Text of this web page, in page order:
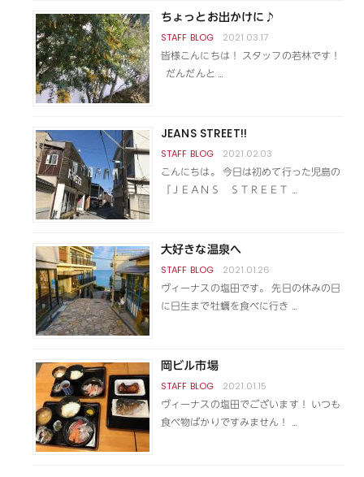
ちょっとお出かけに♪
2021.03.17
皆様こんにちは！ スタッフの若林です！
だんだんと …
JEANS STREET!!
2021.02.03
こんにちは。 今日は初めて行った児島の
『ＪＥＡＮＳ ＳＴＲＥＥＴ …
大好きな温泉へ
2021.01.26
ヴィーナスの塩田です。 先日の休みの日
に日生まで牡蠣を食べに行き …
岡ビル市場
2021.01.15
ヴィーナスの塩田でございます！ いつも
食べ物ばかりですみません！ …